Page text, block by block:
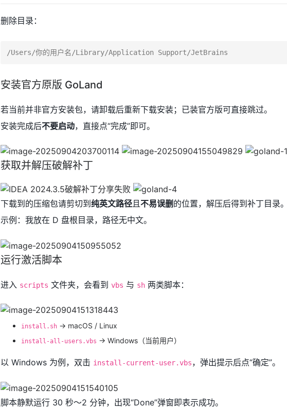
删除目录：
安装官方原版 GoLand
若当前并非官方安装包，请卸载后重新下载安装；已装官方版可直接跳过。
安装完成后不要启动，直接点“完成”即可。
获取并解压破解补丁
下载到的压缩包请剪切到纯英文路径且不易误删 的位置，解压后得到补丁目录。
示例：我放在 D 盘根目录，路径无中文。
运行激活脚本
进入 scripts 文件夹，会看到 vbs 与 sh 两类脚本：
install.sh → macOS / Linux
install-all-users.vbs → Windows（当前用户）
以 Windows 为例，双击 install-current-user.vbs，弹出提示后点“确定”。
脚本静默运行 30 秒～2 分钟，出现“Done”弹窗即表示成功。